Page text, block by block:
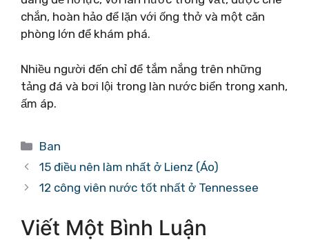
chắn, hoàn hảo để lặn với ống thở và một căn
phòng lớn để khám phá.
Nhiều người đến chỉ để tắm nắng trên những
tảng đá và bơi lội trong làn nước biển trong xanh,
ấm áp.
Danh
mục
Ban
15 điều nên làm nhất ở Lienz (Áo)
12 công viên nước tốt nhất ở Tennessee
Viết Một Bình Luận